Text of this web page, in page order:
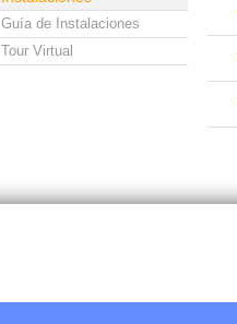
Guía de Instalaciones
Tour Virtual